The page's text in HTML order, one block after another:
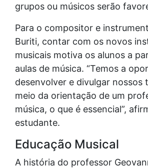
grupos ou músicos serão
Para o compositor e
Buriti, contar com os novos
musicais motiva os alunos a
aulas de música. “Temos a
desenvolver e divulgar nossos
meio da orientação de um
música, o que é essencial”,
estudante.
Educação Musical
A história do professor